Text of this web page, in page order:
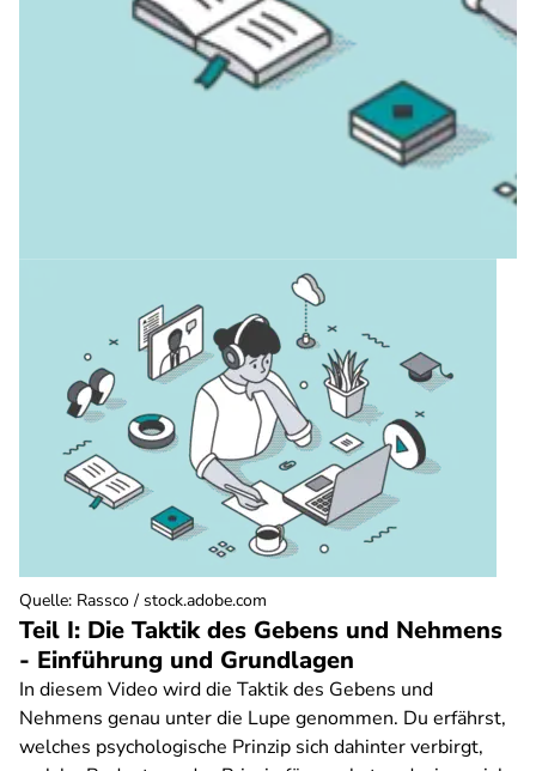
Teil I: Die Taktik des Gebens und Nehmens
- Einführung und Grundlagen
In diesem Video wird die Taktik des Gebens und
Nehmens genau unter die Lupe genommen. Du erfährst,
welches psychologische Prinzip sich dahinter verbirgt,
Quelle: Rassco / stock.adobe.com